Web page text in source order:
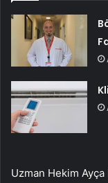
Uzman Hekim Ayça